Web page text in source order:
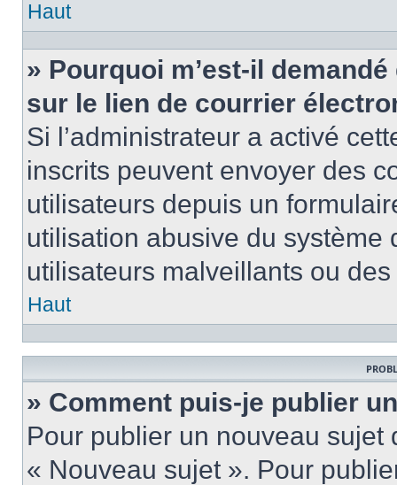
Haut
» Pourquoi m’est-il
sur le lien de courrier
Si l’administrateur a activé
inscrits peuvent envoyer des
utilisateurs depuis un
utilisation abusive du
utilisateurs malveillants ou
Haut
» Comment puis-je publier
Pour publier un nouveau
« Nouveau sujet ». Pour